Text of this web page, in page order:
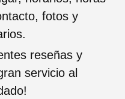
fotos y
reseñas y
servicio al